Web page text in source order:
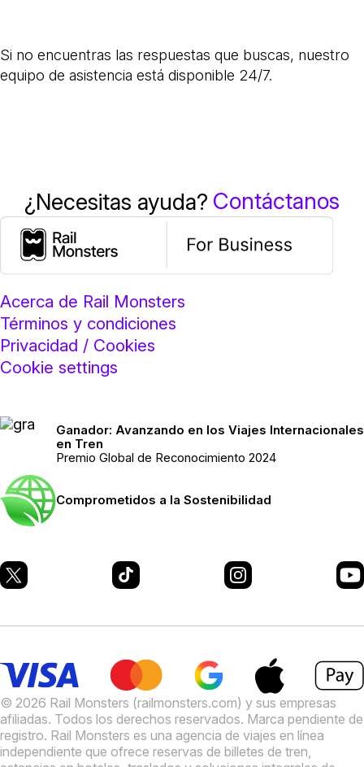
Si no encuentras las respuestas que buscas, nuestro
equipo de asistencia está disponible 24/7.
¿Necesitas ayuda? Contáctanos
Acerca de Rail Monsters
Términos y condiciones
Privacidad / Cookies
Cookie settings
Ganador: Avanzando en los Viajes Internacionales
en Tren
Premio Global de Reconocimiento 2024
Comprometidos a la Sostenibilidad
© 2026 Rail Monsters (railmonsters.com) y sus empresas
afiliadas. Todos los derechos reservados. Marca pendiente de
registro. Rail Monsters es una agencia de viajes en línea
independiente que ofrece reservas de billetes de tren,